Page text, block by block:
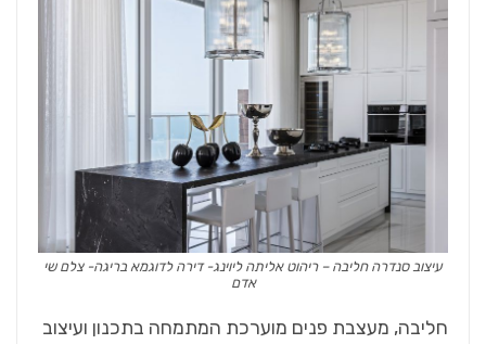
עיצוב סנדרה חליבה – ריהוט אליתה ליוינג- דירה לדוגמא בריגה- צלם שי
אדם
חליבה, מעצבת פנים מוערכת המתמחה בתכנון ועיצוב